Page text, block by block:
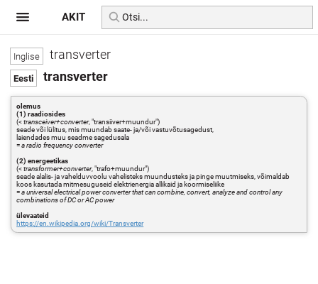
transverter
transverter
olemus
(1) raadiosides
(<transceiver+converter, "transiiver+muundur")
seade või lülitus, mis muundab saate- ja/või vastuvõtusagedust,
laiendades muu seadme sagedusala
=a radio frequency converter
(2) energeetikas
(<transformer+converter, "trafo+muundur")
seade alalis- ja vahelduvvoolu vahelisteks muundusteks ja pinge muutmiseks, võimaldab
koos kasutada mitmesuguseid elektrienergia allikaid ja koormiseliike
=a universal electrical power converter that can combine, convert, analyze and control any
combinations of DC or AC power
ülevaateid
https://en.wikipedia.org/wiki/Transverter
AKIT